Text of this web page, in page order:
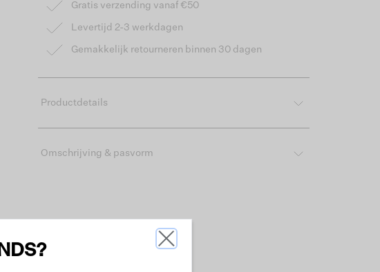
Gratis verzending vanaf €50
Levertijd 2-3 werkdagen
Gemakkelijk retourneren binnen 30 dagen
Productdetails
Omschrijving & pasvorm